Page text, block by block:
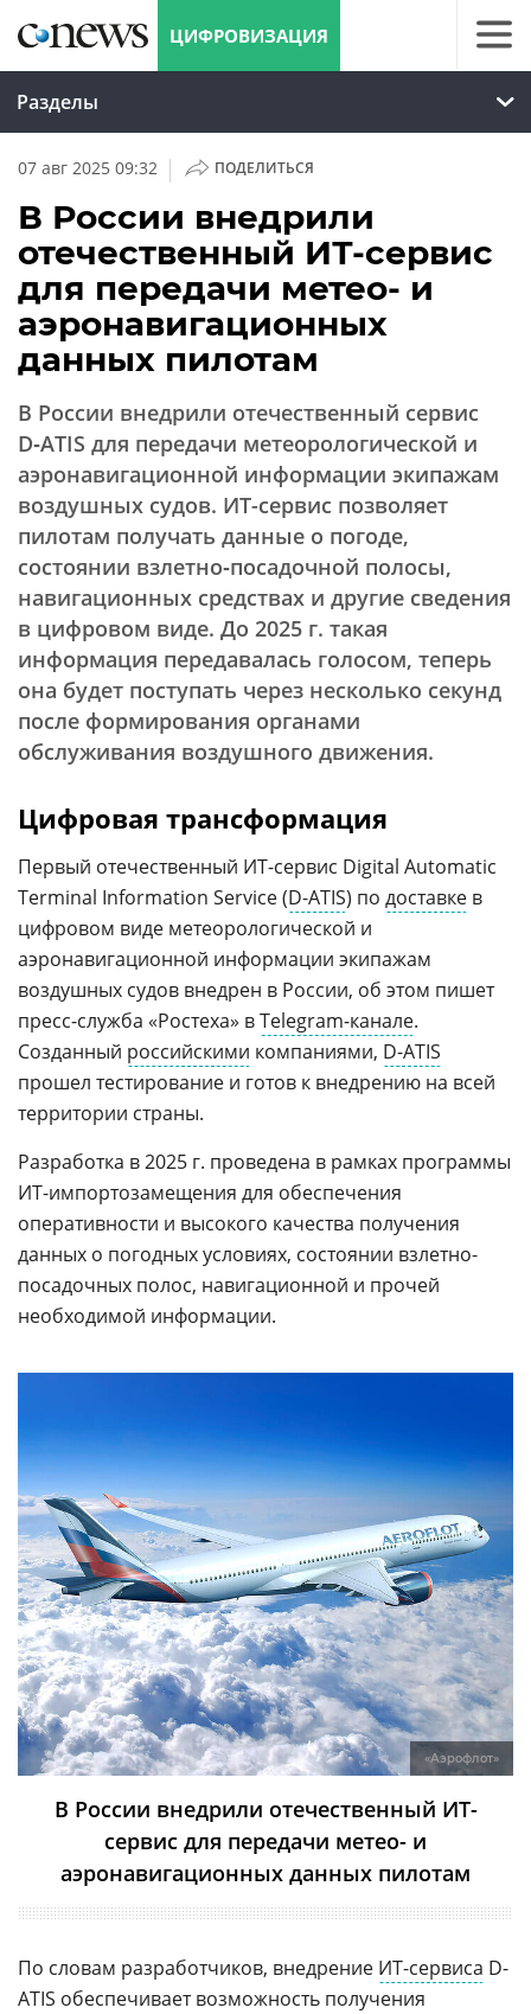
ЦИФРОВИЗАЦИЯ
Разделы
07 авг 2025 09:32 | ПОДЕЛИТЬСЯ
В России внедрили
отечественный ИТ-сервис
для передачи метео- и
аэронавигационных
данных пилотам
В России внедрили отечественный сервис
D‑ATIS для передачи метеорологической и
аэронавигационной информации экипажам
воздушных судов. ИТ-сервис позволяет
пилотам получать данные о погоде,
состоянии взлетно‑посадочной полосы,
навигационных средствах и другие сведения
в цифровом виде. До 2025 г. такая
информация передавалась голосом, теперь
она будет поступать через несколько секунд
после формирования органами
обслуживания воздушного движения.
Цифровая трансформация
Первый отечественный ИТ-сервис Digital Automatic
Terminal Information Service (D-ATIS) по доставке в
цифровом виде метеорологической и
аэронавигационной информации экипажам
воздушных судов внедрен в России, об этом пишет
пресс-служба «Ростеха» вTelegram-канале.
Созданный российскими компаниями, D-ATIS
прошел тестирование и готов к внедрению на всей
территории страны.
Разработка в 2025 г. проведена в рамках программы
ИТ-импортозамещения для обеспечения
оперативности и высокого качества получения
данных о погодных условиях, состоянии взлетно-
посадочных полос, навигационной и прочей
необходимой информации.
«Аэрофлот»
В России внедрили отечественный ИТ-
сервис для передачи метео- и
аэронавигационных данных пилотам
По словам разработчиков, внедрение ИТ-сервиса D-
ATIS обеспечивает возможность получения